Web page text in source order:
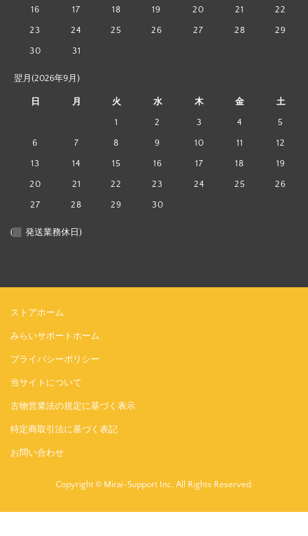
16 17 18 19 20 21 22
23 24 25 26 27 28 29
30 31
翌月(2026年9月)
日 月 火 水 木 金 土
1 2 3 4 5
6 7 8 9 10 11 12
13 14 15 16 17 18 19
20 21 22 23 24 25 26
27 28 29 30
( 発送業務休日)
ストアホーム
みらいサポートホーム
プライバシーポリシー
当サイトについて
古物営業法の規定に基づく表示
特定商取引法に基づく表記
お問い合わせ
Copyright © Mirai-Support Inc. All Rights Reserved.